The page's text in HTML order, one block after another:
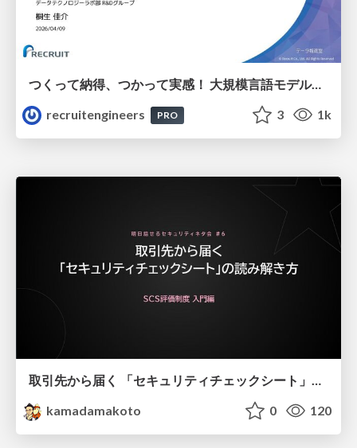
つくって納得、つかって実感！ 大規模言語モデルことはじめ ver2.0
recruitengineers
PRO 3 1k
取引先から届く 「セキュリティチェックシート」の読み解き方
kamadamakoto
0 120